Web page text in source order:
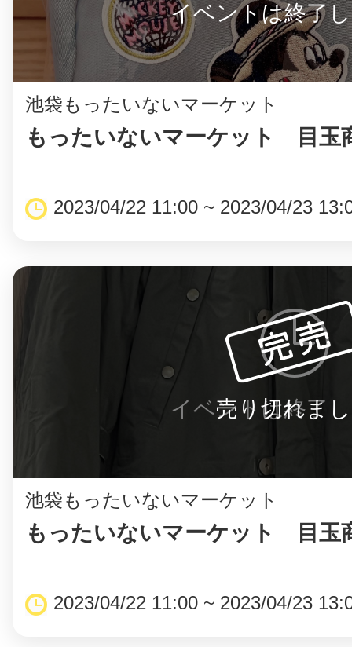
イベントは終了
池袋もったいないマーケット
もったいないマーケット 目玉
2023/04/22 11:00 ~ 2023/04/23
イベントは終了
売り切れま
池袋もったいないマーケット
もったいないマーケット 目玉
2023/04/22 11:00 ~ 2023/04/23